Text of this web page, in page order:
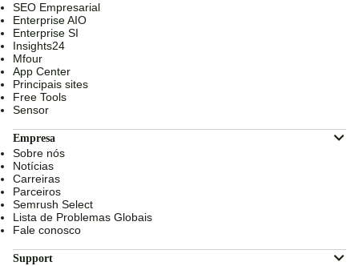
SEO Empresarial
Enterprise AIO
Enterprise SI
Insights24
Mfour
App Center
Principais sites
Free Tools
Sensor
Empresa
Sobre nós
Notícias
Carreiras
Parceiros
Semrush Select
Lista de Problemas Globais
Fale conosco
Support